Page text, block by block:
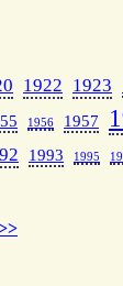
1922 1923
1956 1957
1993 1995